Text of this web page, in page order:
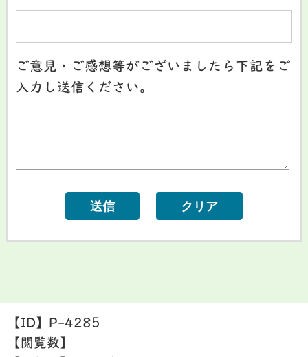
ご意見・ご感想等がございましたら下記をご
入力し送信ください。
【ID】 P-4285
【閲覧数】